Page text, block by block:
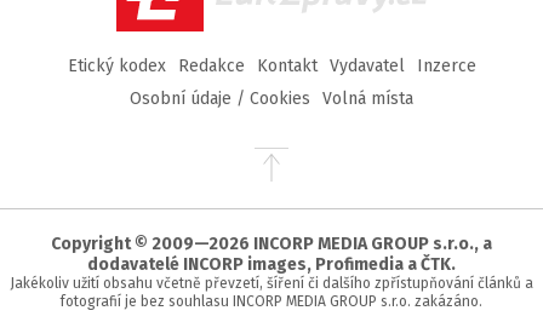
Etický kodex Redakce Kontakt Vydavatel
Inzerce
Osobní údaje / Cookies
Volná místa
Přejít
stránky
Copyright © 2009—2026 INCORP MEDIA GROUP s.r.o., a
dodavatelé INCORP images, Profimedia a ČTK.
Jakékoliv užití obsahu včetně převzetí, šíření či dalšího zpřístupňování článků a
fotografií je bez souhlasu INCORP MEDIA GROUP s.r.o. zakázáno.